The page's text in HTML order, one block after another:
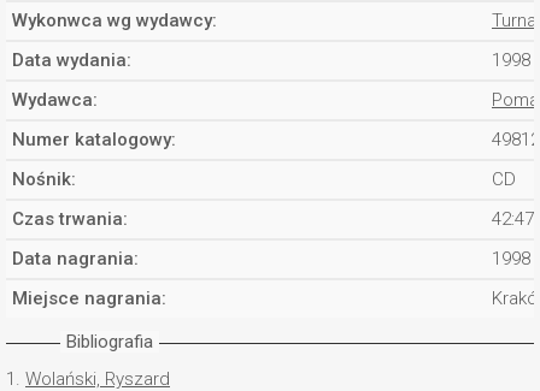
Wykonwca wg wydawcy:
Data wydania:
1998
Wydawca:
Numer katalogowy:
Nośnik:
CD
Czas trwania:
42:47
Data nagrania:
1998
Miejsce nagrania:
Bibliografia
1. Wolański, Ryszard